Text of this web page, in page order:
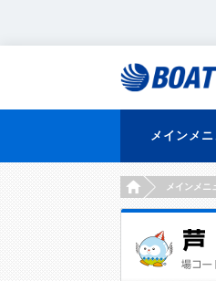
メインメ
HOMEメインメニ